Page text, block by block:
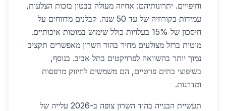
וחיפויים. יתרונותיהם: אחיזה מעולה בבטון בזכות הצלעות,
עמידות בקורוזיה של עד 50 שנה. קבלנים מדווחים על
חיסכון של 15% בעלויות כולל שימוש במוטות איכותיים.
מוטות ברזל מצולעים מחיר בהוד השרון מאפשרים תקציב
נמוך יותר בהשוואה לפרויקטים בתל אביב. בנוסף,
בשיפוצי בתים פרטיים, הם משמשים לחיזוק מרפסות
ומדרגות.
תעשיית הבנייה בהוד השרון צופה ב-2026 עלייה של